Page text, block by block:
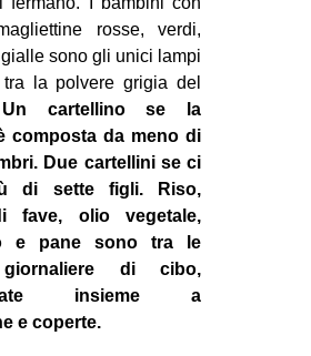
rosse, verdi,
sono gli unici lampi
la polvere grigia del
Un cartellino se la
composta da meno di
Due cartellini se ci
di sette figli. Riso,
fave, olio vegetale,
e pane sono tra le
di cibo,
insieme a
e coperte.